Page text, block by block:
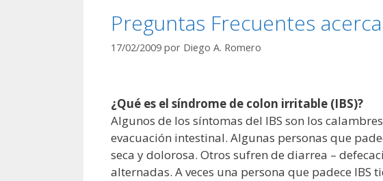
Preguntas Frecuentes
17/02/2009 por Diego A. Romero
¿Qué es el síndrome de colon irritable (IBS)?
Algunos de los síntomas del IBS son los
evacuación intestinal. Algunas personas que
seca y dolorosa. Otros sufren de diarrea –
alternadas. A veces una persona que padece